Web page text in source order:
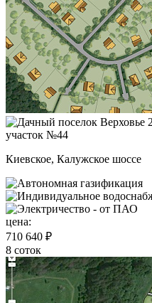
участок №44
Киевское, Калужское шоссе
цена:
710 640 ₽
8 соток